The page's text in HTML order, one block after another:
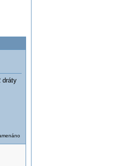
dráty